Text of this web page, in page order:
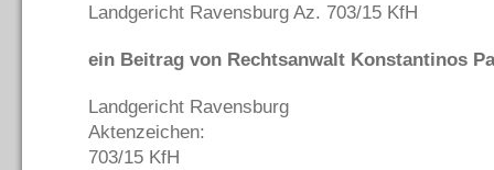
Landgericht Ravensburg Az. 703/15 KfH
ein Beitrag von Rechtsanwalt Konstantinos
Landgericht Ravensburg
Aktenzeichen:
703/15 KfH